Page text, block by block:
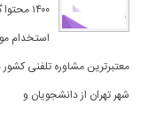
۱۴۰۰
استخدام
معتبرترین مشاوره تلفنی
شهر تهران از دانشجویان و